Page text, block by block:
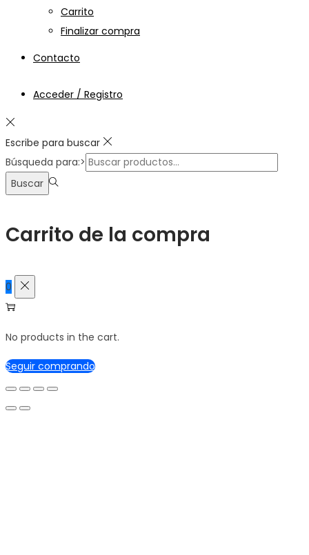
Carrito
Finalizar compra
Contacto
Acceder / Registro
Escribe para buscar
Búsqueda para:>
Buscar
Carrito de la compra
0
No products in the cart.
Seguir comprando